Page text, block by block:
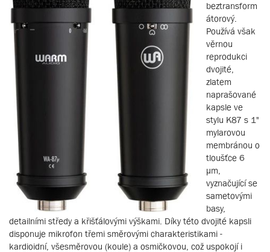
beztransform
átorový.
Používá však
věrnou
reprodukci
dvojité,
zlatem
naprašované
kapsle ve
stylu K87 s 1"
mylarovou
membránou o
tloušťce 6
µm,
vyznačující se
sametovými
basy,
detailními středy a křišťálovými výškami. Díky této dvojité kapsli
disponuje mikrofon třemi směrovými charakteristikami -
kardioidní, všesměrovou (koule) a osmičkovou, což uspokojí i